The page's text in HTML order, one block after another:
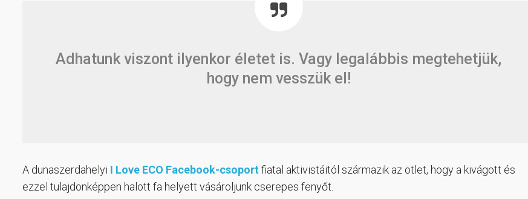
Adhatunk viszont ilyenkor életet is. Vagy legalábbis megtehetjük,
hogy nem vesszük el!
A dunaszerdahelyi I Love ECO Facebook-csoportfiatal aktivistáitól származik az ötlet, hogy a kivágott és
ezzel tulajdonképpen halott fa helyett vásároljunk cserepes fenyőt.